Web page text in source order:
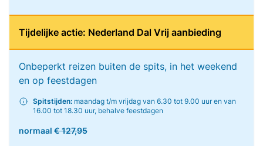
Tijdelijke actie: Nederland Dal Vrij aanbieding
Onbeperkt reizen buiten de spits, in het weekend
en op feestdagen
Spitstijden: maandag t/m vrijdag van 6.30 tot 9.00 uur en van
16.00 tot 18.30 uur, behalve feestdagen
normaal € 127,95